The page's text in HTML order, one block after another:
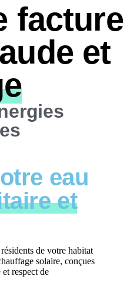
facture
et
eau
et
de votre habitat
solaire, conçues
respect de